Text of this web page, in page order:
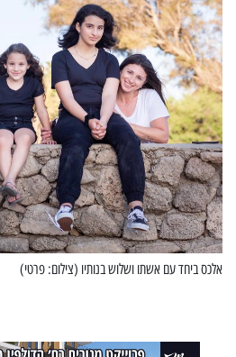
אלכס ביחד עם אשתו ושלוש בנותיו (צילום: פרטי)